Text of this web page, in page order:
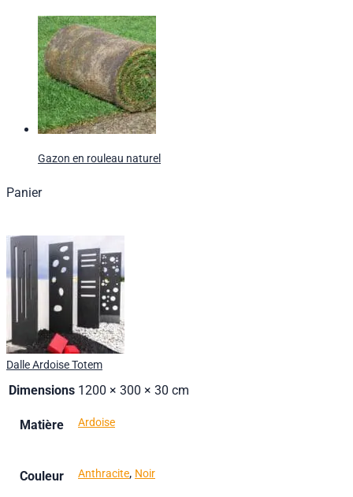
Gazon en rouleau naturel
Panier
Dalle Ardoise Totem
Dimensions 1200 × 300 × 30 cm
Matière Ardoise
Couleur Anthracite, Noir